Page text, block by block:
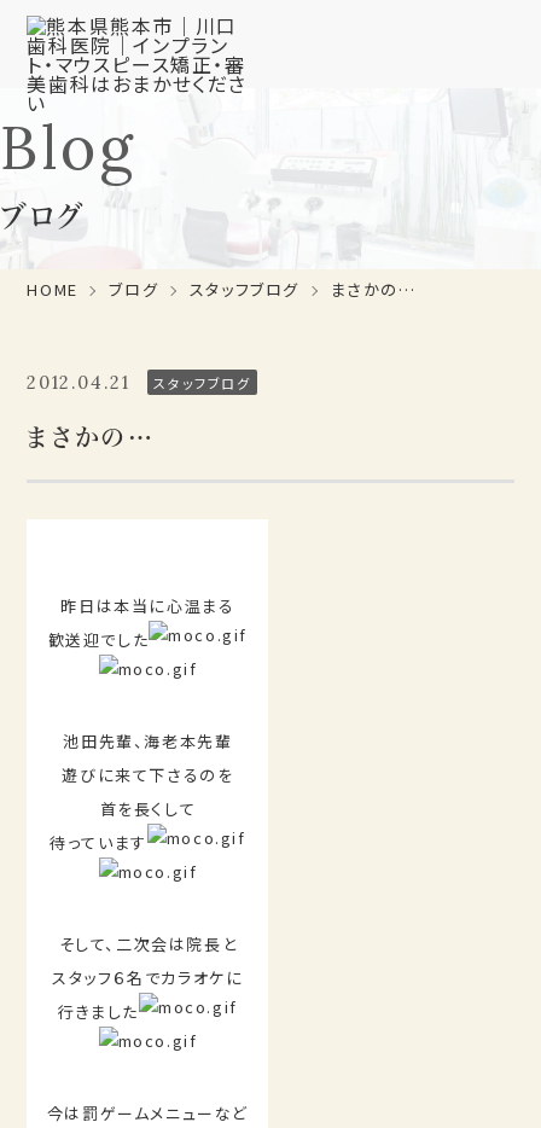
Blog
ブログ
HOME ブログ スタッフブログ まさかの…
2012.04.21 スタッフブログ
まさかの…
昨日は本当に心温まる
歓送迎でした
池田先輩、海老本先輩
遊びに来て下さるのを
首を長くして
待っています
そして、二次会は院長と
スタッフ６名でカラオケに
行きました
今は罰ゲームメニューなど